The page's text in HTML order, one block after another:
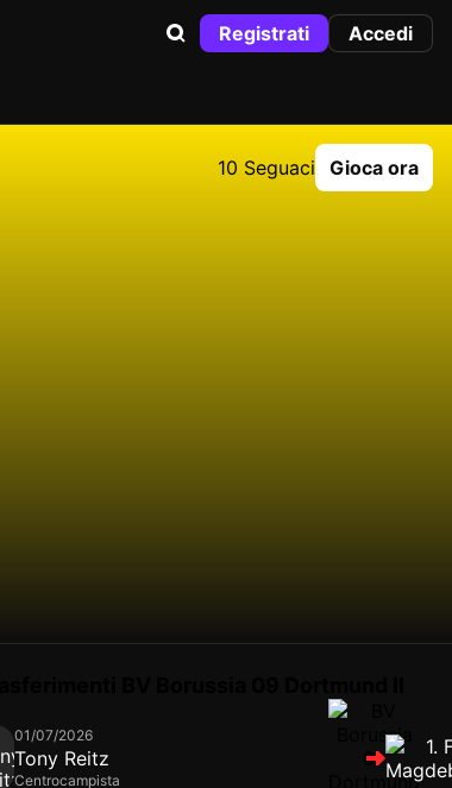
Registrati Accedi
10 Seguaci Gioca ora
01/07/2026
Tony Reitz
Centrocampista